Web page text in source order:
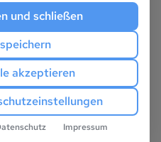
und schließen
akzeptieren
Impressum